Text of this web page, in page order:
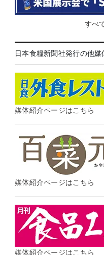
すべ
日本食糧新聞社発行の他媒
媒体紹介ページはこちら
媒体紹介ページはこちら
媒体紹介ページはこちら